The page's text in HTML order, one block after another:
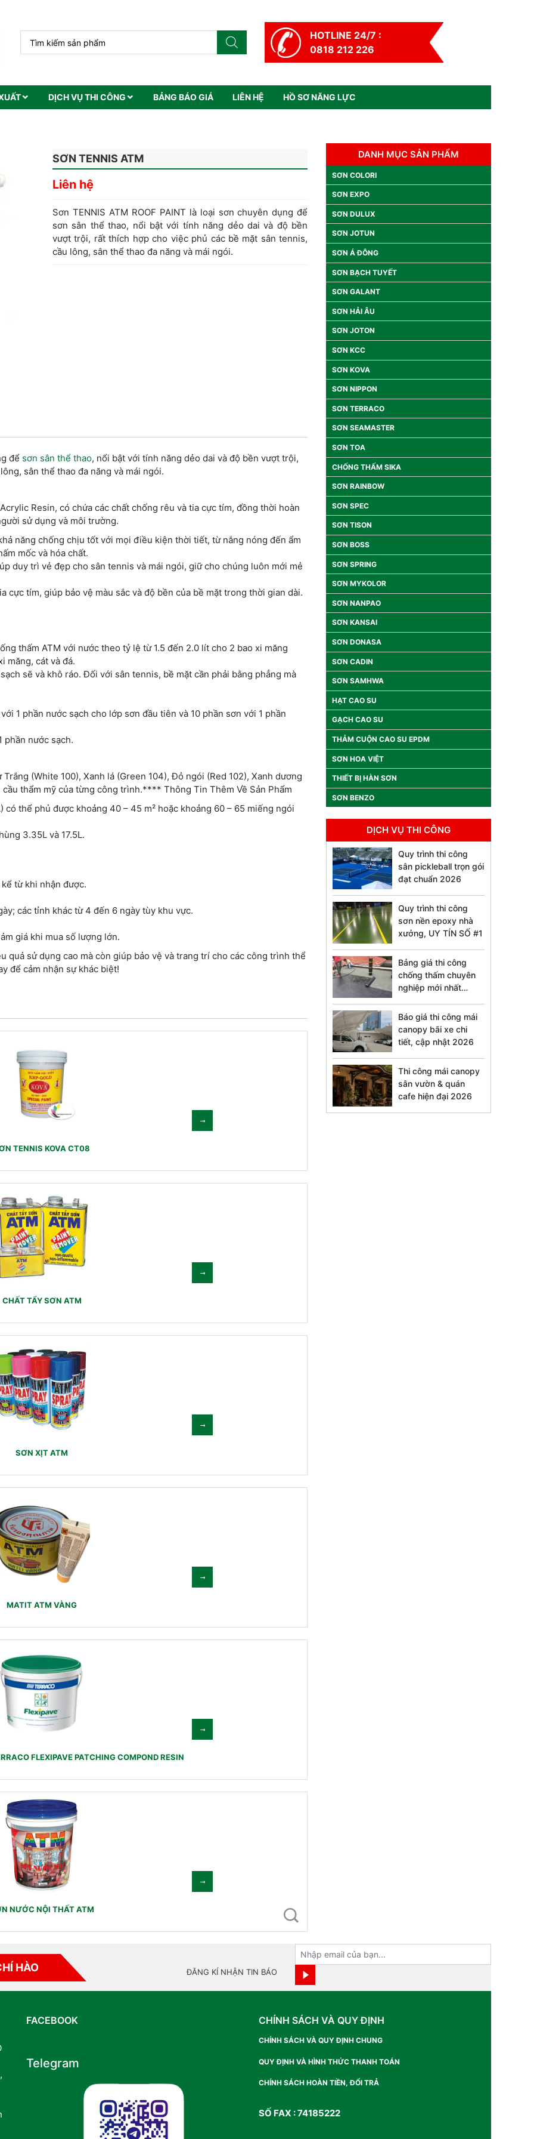
HOTLINE 24/7 :
0818 212 226
DỊCH VỤ THI CÔNG BẢNG BÁO GIÁ LIÊN HỆ HỒ SƠ NĂNG LỰC
SƠN TENNIS ATM
Liên hệ
Sơn TENNIS ATM ROOF PAINT là loại sơn chuyên dụng để
sơn sân thể thao, nổi bật với tính năng dẻo dai và độ bền
vượt trội, rất thích hợp cho việc phủ các bề mặt sân tennis,
cầu lông, sân thể thao đa năng và mái ngói.
để sơn sân thể thao, nổi bật với tính năng dẻo dai và độ bền vượt trội,
sân thể thao đa năng và mái ngói.
Resin, có chứa các chất chống rêu và tia cực tím, đồng thời hoàn
sử dụng và môi trường.
năng chống chịu tốt với mọi điều kiện thời tiết, từ nắng nóng đến ẩm
mốc và hóa chất.
duy trì vẻ đẹp cho sân tennis và mái ngói, giữ cho chúng luôn mới mẻ
cực tím, giúp bảo vệ màu sắc và độ bền của bề mặt trong thời gian dài.
thấm ATM với nước theo tỷ lệ từ 1.5 đến 2.0 lít cho 2 bao xi măng
măng, cát và đá.
sẽ và khô ráo. Đối với sân tennis, bề mặt cần phải bằng phẳng mà
1 phần nước sạch cho lớp sơn đầu tiên và 10 phần sơn với 1 phần
phần nước sạch.
(White 100), Xanh lá (Green 104), Đỏ ngói (Red 102), Xanh dương
thẩm mỹ của từng công trình.**** Thông Tin Thêm Về Sản Phẩm
thể phủ được khoảng 40 – 45 m² hoặc khoảng 60 – 65 miếng ngói
3.35L và 17.5L.
từ khi nhận được.
các tỉnh khác từ 4 đến 6 ngày tùy khu vực.
giá khi mua số lượng lớn.
quả sử dụng cao mà còn giúp bảo vệ và trang trí cho các công trình thể
để cảm nhận sự khác biệt!
TENNIS KOVA CT08
CHẤT TẨY SƠN ATM
SƠN XỊT ATM
MATIT ATM VÀNG
FLEXIPAVE PATCHING COMPOND RESIN
NƯỚC NỘI THẤT ATM
DANH MỤC SẢN PHẨM
SƠN COLORI
SƠN EXPO
SƠN DULUX
SƠN JOTUN
SƠN Á ĐÔNG
SƠN BẠCH TUYẾT
SƠN GALANT
SƠN HẢI ÂU
SƠN JOTON
SƠN KCC
SƠN KOVA
SƠN NIPPON
SƠN TERRACO
SƠN SEAMASTER
SƠN TOA
CHỐNG THẤM SIKA
SƠN RAINBOW
SƠN SPEC
SƠN TISON
SƠN BOSS
SƠN SPRING
SƠN MYKOLOR
SƠN NANPAO
SƠN KANSAI
SƠN DONASA
SƠN CADIN
SƠN SAMHWA
HẠT CAO SU
GẠCH CAO SU
THẢM CUỘN CAO SU EPDM
SƠN HOA VIỆT
THIẾT BỊ HÀN SƠN
SƠN BENZO
DỊCH VỤ THI CÔNG
Quy trình thi công
sân pickleball trọn gói
đạt chuẩn 2026
Quy trình thi công
sơn nền epoxy nhà
xưởng, UY TÍN SỐ #1
Bảng giá thi công
chống thấm chuyên
nghiệp mới nhất
Báo giá thi công mái
canopy bãi xe chi
tiết, cập nhật 2026
Thi công mái canopy
sân vườn & quán
cafe hiện đại 2026
HÀO ĐĂNG KÍ NHẬN TIN BÁO
FACEBOOK
Telegram
CHÍNH SÁCH VÀ QUY ĐỊNH
CHÍNH SÁCH VÀ QUY ĐỊNH CHUNG
QUY ĐỊNH VÀ HÌNH THỨC THANH TOÁN
CHÍNH SÁCH HOÀN TIỀN, ĐỔI TRẢ
SỐ FAX : 74185222